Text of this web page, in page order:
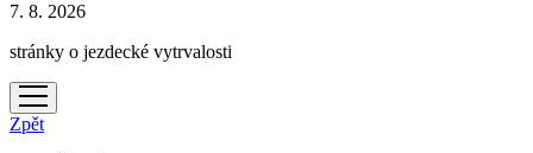
7. 8. 2026
stránky o jezdecké vytrvalosti
otevřít
menu
Zpět